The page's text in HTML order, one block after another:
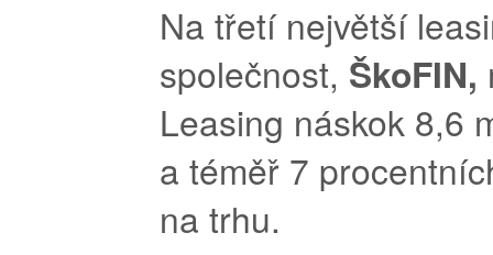
Na třetí největší
společnost, ŠkoFIN,
Leasing náskok 8,6
a téměř 7
na trhu.